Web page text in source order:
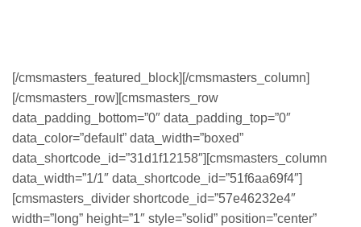
[/cmsmasters_featured_block][/cmsmasters_column]
[/cmsmasters_row][cmsmasters_row
data_padding_bottom=”0″ data_padding_top=”0″
data_color=”default” data_width=”boxed”
data_shortcode_id=”31d1f12158″][cmsmasters_column
data_width=”1/1″ data_shortcode_id=”51f6aa69f4″]
[cmsmasters_divider shortcode_id=”57e46232e4″
width=”long” height=”1″ style=”solid” position=”center”